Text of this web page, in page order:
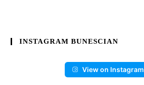
INSTAGRAM BUNESCIAN
View on Instagram